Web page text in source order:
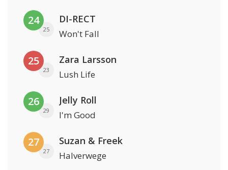
24
25
DI-RECT
Won't Fall
25
23
Zara Larsson
Lush Life
26
29
Jelly Roll
I'm Good
27
27
Suzan & Freek
Halverwege